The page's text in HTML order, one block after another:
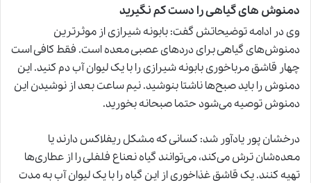
دمنوش های گیاهی را دست کم نگیرید
وی در ادامه توضیحاتش گفت: بابونه شیرازی از موثرترین
دمنوش‌های گیاهی برای دردهای عصبی معده است. فقط کافی است
چهار قاشق مرباخوری بابونه شیرازی را با یک لیوان آب دم کنید. این
دمنوش را باید صبح‌ها ناشتا بنوشید. نیم ساعت بعد از نوشیدن این
دمنوش توصیه می‌شود حتما صبحانه بخورید.
درخشان پور یادآور شد: کسانی که مشکل ریفلاکس دارند یا
معده‌شان ترش می‌کند، می‌توانند گیاه نعناع فلفلی را از عطاری‌ها
تهیه کنند. یک قاشق غذاخوری از این گیاه را با یک لیوان آب به مدت